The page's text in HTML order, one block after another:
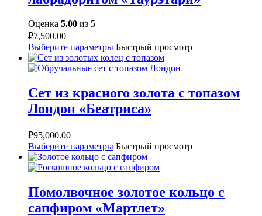
Оценка 5.00 из 5
₽7,500.00
Выберите параметры Быстрый просмотр
Сет из красного золота с топазом
Лондон «Беатриса»
₽95,000.00
Выберите параметры Быстрый просмотр
Помолвочное золотое кольцо с
сапфиром «Мартлет»